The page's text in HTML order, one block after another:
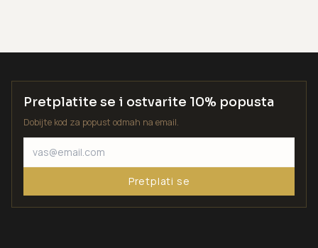
Pretplatite se i ostvarite 10% popusta
Dobijte kod za popust odmah na email.
Pretplati se